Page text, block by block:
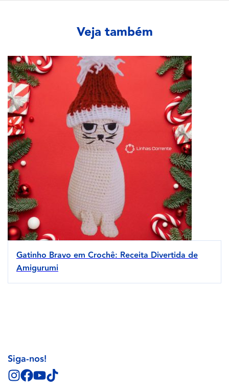
Veja também
Gatinho Bravo em Crochê: Receita Divertida de
Amigurumi
Siga-nos!